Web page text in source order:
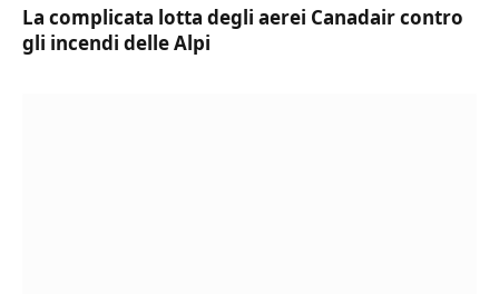
La complicata lotta degli aerei Canadair contro
gli incendi delle Alpi